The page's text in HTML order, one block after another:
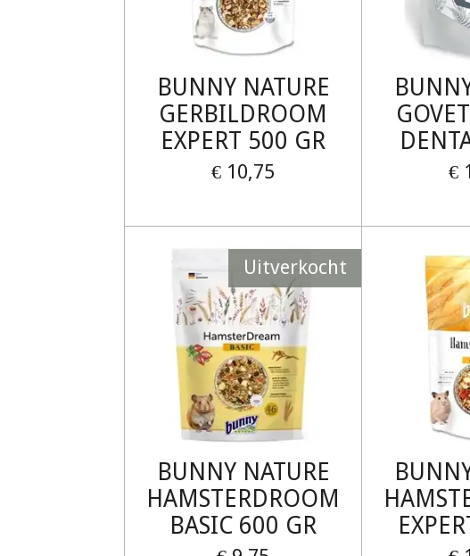
BUNNY NATURE
GERBILDROOM
EXPERT 500 GR
€ 10,75 €
Uitverkocht
BUNNY NATURE
HAMSTERDROOM
BASIC 600 GR